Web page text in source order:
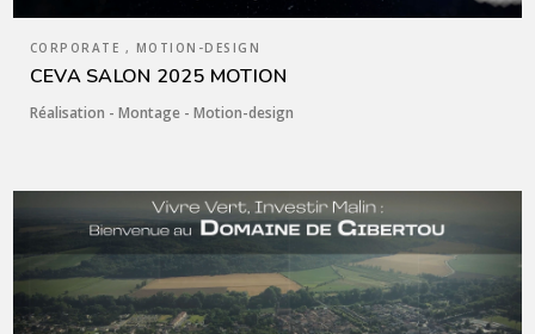
CORPORATE , MOTION-DESIGN
CEVA SALON 2025 MOTION
Réalisation - Montage - Motion-design